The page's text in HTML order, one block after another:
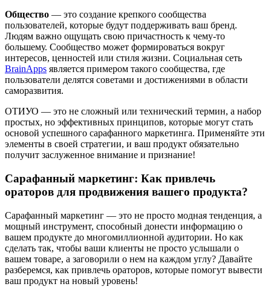
Общество — это создание крепкого сообщества
пользователей, которые будут поддерживать ваш бренд.
Людям важно ощущать свою причастность к чему-то
большему. Сообщество может формироваться вокруг
интересов, ценностей или стиля жизни. Социальная сеть
BrainApps является примером такого сообщества, где
пользователи делятся советами и достижениями в области
саморазвития.
ОТИУО — это не сложный или технический термин, а набор
простых, но эффективных принципов, которые могут стать
основой успешного сарафанного маркетинга. Применяйте эти
элементы в своей стратегии, и ваш продукт обязательно
получит заслуженное внимание и признание!
Сарафанный маркетинг: Как привлечь
ораторов для продвижения вашего продукта?
Сарафанный маркетинг — это не просто модная тенденция, а
мощный инструмент, способный донести информацию о
вашем продукте до многомиллионной аудитории. Но как
сделать так, чтобы ваши клиенты не просто услышали о
вашем товаре, а заговорили о нем на каждом углу? Давайте
разберемся, как привлечь ораторов, которые помогут вывести
ваш продукт на новый уровень!